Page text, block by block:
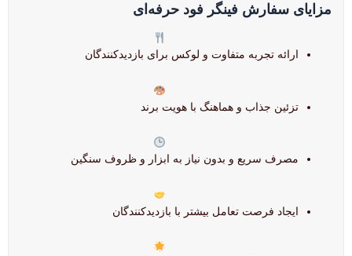
مزایای سفارش فینگر فود حرفه‌ای
ارائه تجربه متفاوت و لوکس برای بازدیدکنندگان
تزئین جذاب و هماهنگ با هویت برند
مصرف سریع و بدون نیاز به ابزار و ظروف سنگین
ایجاد فرصت تعامل بیشتر با بازدیدکنندگان